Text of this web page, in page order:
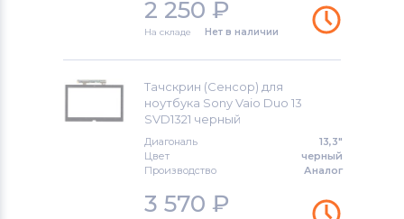
2 250 ₽
На складе Нет в наличии
Тачскрин (Сенсор) для
ноутбука Sony Vaio Duo 13
SVD1321 черный
Диагональ
13,3"
Цвет
черный
Производство
Аналог
3 570 ₽